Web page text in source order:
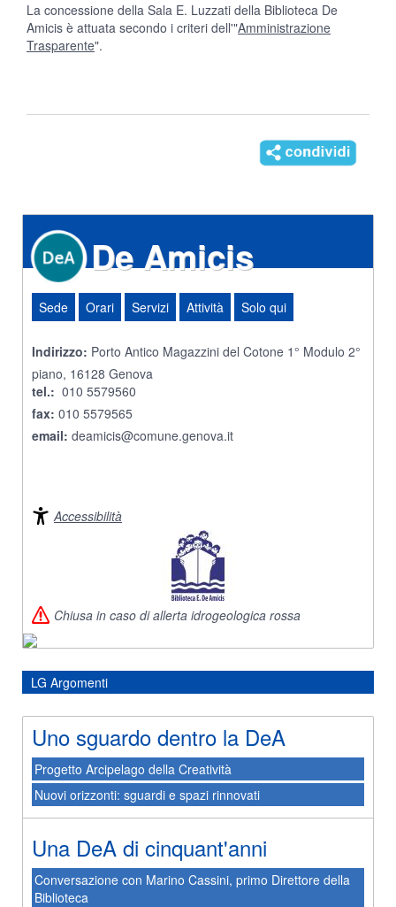
La concessione della Sala E. Luzzati della Biblioteca De
Amicis è attuata secondo i criteri dell'"Amministrazione
Trasparente".
De Amicis
Sede Orari Servizi Attività Solo qui
Indirizzo: Porto Antico Magazzini del Cotone 1° Modulo 2°
piano, 16128 Genova
tel.: 010 5579560
fax: 010 5579565
email: deamicis@comune.genova.it
Accessibilità
Chiusa in caso di allerta idrogeologica rossa
LG Argomenti
Uno sguardo dentro la DeA
Progetto Arcipelago della Creatività
Nuovi orizzonti: sguardi e spazi rinnovati
Una DeA di cinquant'anni
Conversazione con Marino Cassini, primo Direttore della
Biblioteca